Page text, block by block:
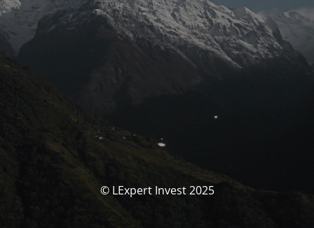
© LExpert Invest 2025